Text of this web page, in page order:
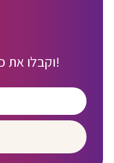
וקבלו את כל הדילים החמים ישר למייל!